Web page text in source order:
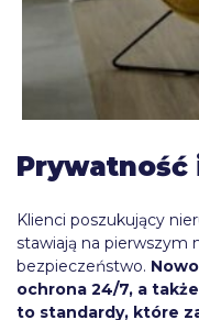
Klienci poszukujący
stawiają na pierwszym
bezpieczeństwo.
ochrona 24/7, a
to standardy, które